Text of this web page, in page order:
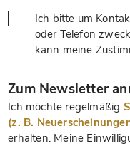
Ich bitte um
oder Telefon
kann meine
Zum Newsletter
Ich möchte regelmäßig
(z. B.
erhalten. Meine